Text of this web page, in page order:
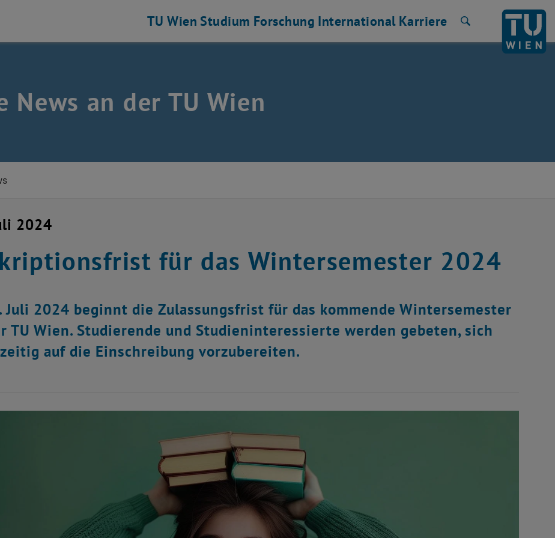
TU Wien Studium Forschung International Karriere
News an der TU Wien
2024
für das Wintersemester 2024
Juli 2024 beginnt die Zulassungsfrist für das kommende Wintersemester
TU Wien. Studierende und Studieninteressierte werden gebeten, sich
auf die Einschreibung vorzubereiten.